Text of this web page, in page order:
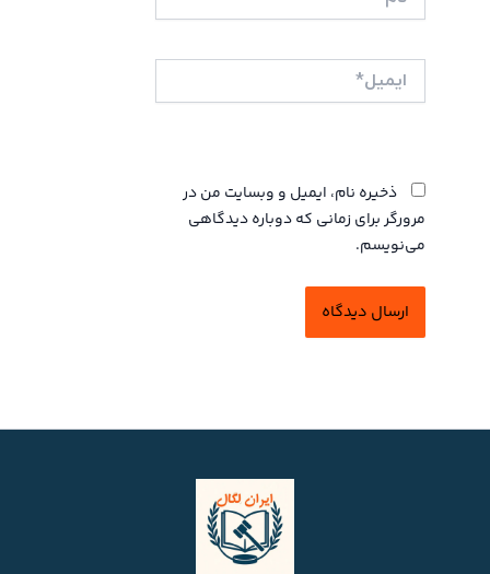
ایمیل*
ذخیره نام، ایمیل و وبسایت من در
مرورگر برای زمانی که دوباره دیدگاهی
می‌نویسم.